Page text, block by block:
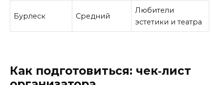
Бурлеск Средний
Любители
эстетики и театра
Как подготовиться: чек‑лист